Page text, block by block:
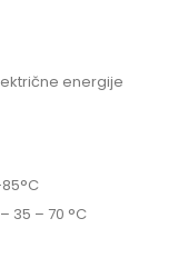
energije
35 – 70 °C